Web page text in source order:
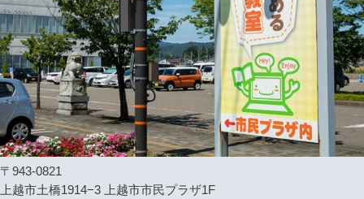
〒943-0821
上越市土橋1914−3 上越市市民プラザ1F